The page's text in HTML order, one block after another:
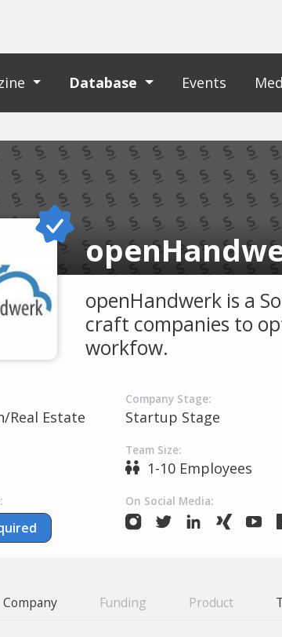
Database Events
openHandwerk is a
craft companies to
workfow.
Real Estate
Company Stage:
Startup Stage
Team Size:
1-10 Employees
On Social Media:
Company Funding Product